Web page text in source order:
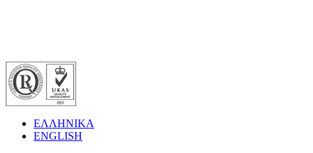
ΕΛΛΗΝΙΚΑ
ENGLISH